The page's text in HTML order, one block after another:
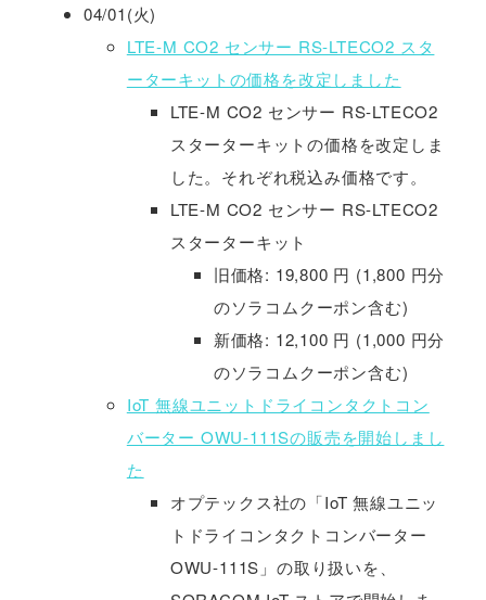
04/01(火)
LTE-M CO2 センサー RS-LTECO2 スタ
ーターキットの価格を改定しました
LTE-M CO2 センサー RS-LTECO2
スターターキットの価格を改定しま
した。それぞれ税込み価格です。
LTE-M CO2 センサー RS-LTECO2
スターターキット
旧価格: 19,800 円 (1,800 円分
のソラコムクーポン含む)
新価格: 12,100 円 (1,000 円分
のソラコムクーポン含む)
IoT 無線ユニットドライコンタクトコン
バーター OWU-111Sの販売を開始しまし
た
オプテックス社の「IoT 無線ユニッ
トドライコンタクトコンバーター
OWU-111S」の取り扱いを、